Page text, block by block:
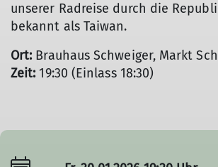
unserer Radreise durch die
bekannt als Taiwan.
Ort: Brauhaus Schweiger, Markt
Zeit:19:30 (Einlass 18:30)